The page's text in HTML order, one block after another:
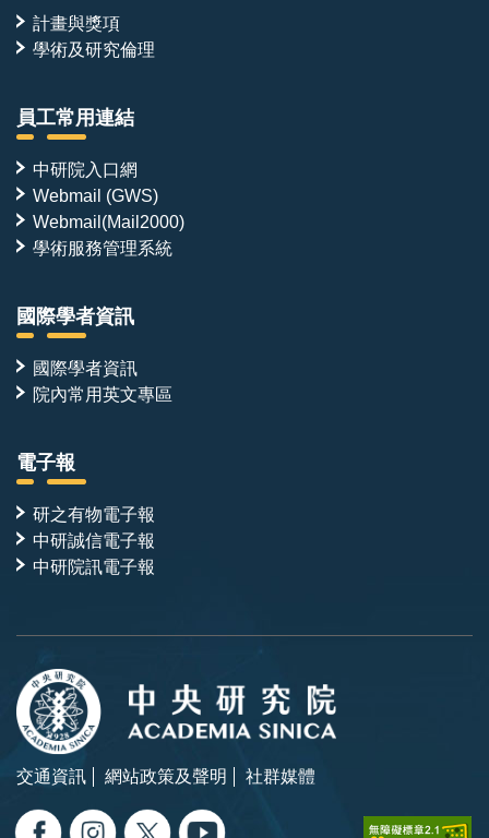
計畫與獎項
學術及研究倫理
員工常用連結
中研院入口網
Webmail (GWS)
Webmail(Mail2000)
學術服務管理系統
國際學者資訊
國際學者資訊
院內常用英文專區
電子報
研之有物電子報
中研誠信電子報
中研院訊電子報
交通資訊 網站政策及聲明 社群媒體